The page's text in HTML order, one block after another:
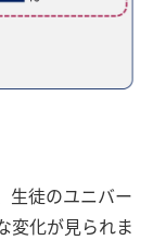
生徒のユニバー
変化が見られま